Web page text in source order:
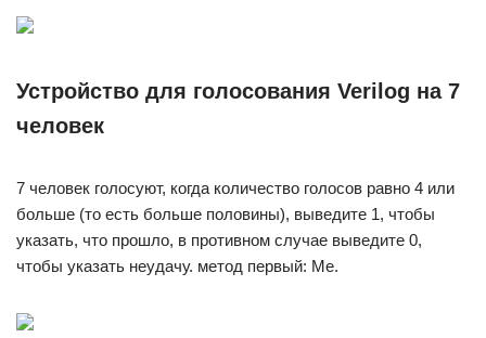
Устройство для голосования Verilog на 7
человек
7 человек голосуют, когда количество голосов равно 4 или
больше (то есть больше половины), выведите 1, чтобы
указать, что прошло, в противном случае выведите 0,
чтобы указать неудачу. метод первый: Ме.